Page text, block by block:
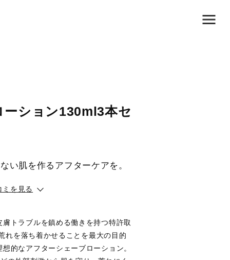
ション130ml3本セ
い肌を作るアフターケアを。
ミを見る
トラブルを鎮める働きを持つ特許取
れを落ち着かせることを最大の目的
的なアフターシェーブローション。